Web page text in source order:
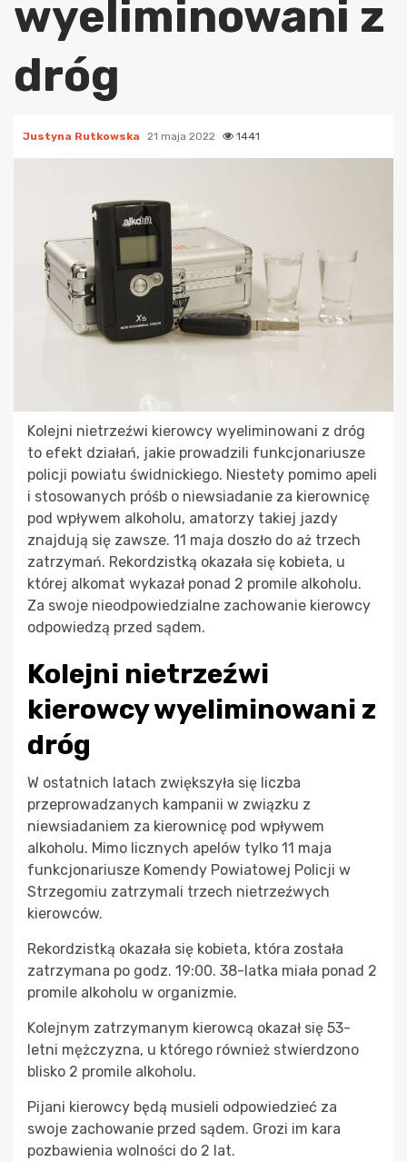
wyeliminowani z
dróg
Justyna Rutkowska 21 maja 2022 1441
Kolejni nietrzeźwi kierowcy wyeliminowani z dróg
to efekt działań, jakie prowadzili funkcjonariusze
policji powiatu świdnickiego. Niestety pomimo apeli
i stosowanych próśb o niewsiadanie za kierownicę
pod wpływem alkoholu, amatorzy takiej jazdy
znajdują się zawsze. 11 maja doszło do aż trzech
zatrzymań. Rekordzistką okazała się kobieta, u
której alkomat wykazał ponad 2 promile alkoholu.
Za swoje nieodpowiedzialne zachowanie kierowcy
odpowiedzą przed sądem.
Kolejni nietrzeźwi
kierowcy wyeliminowani z
dróg
W ostatnich latach zwiększyła się liczba
przeprowadzanych kampanii w związku z
niewsiadaniem za kierownicę pod wpływem
alkoholu. Mimo licznych apelów tylko 11 maja
funkcjonariusze Komendy Powiatowej Policji w
Strzegomiu zatrzymali trzech nietrzeźwych
kierowców.
Rekordzistką okazała się kobieta, która została
zatrzymana po godz. 19:00. 38-latka miała ponad 2
promile alkoholu w organizmie.
Kolejnym zatrzymanym kierowcą okazał się 53-
letni mężczyzna, u którego również stwierdzono
blisko 2 promile alkoholu.
Pijani kierowcy będą musieli odpowiedzieć za
swoje zachowanie przed sądem. Grozi im kara
pozbawienia wolności do 2 lat.